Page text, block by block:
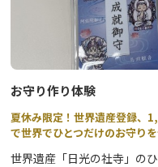
お守り作り体験
夏休み限定！世界遺産登録、
で世界でひとつだけのお守り
世界遺産「日光の社寺」の